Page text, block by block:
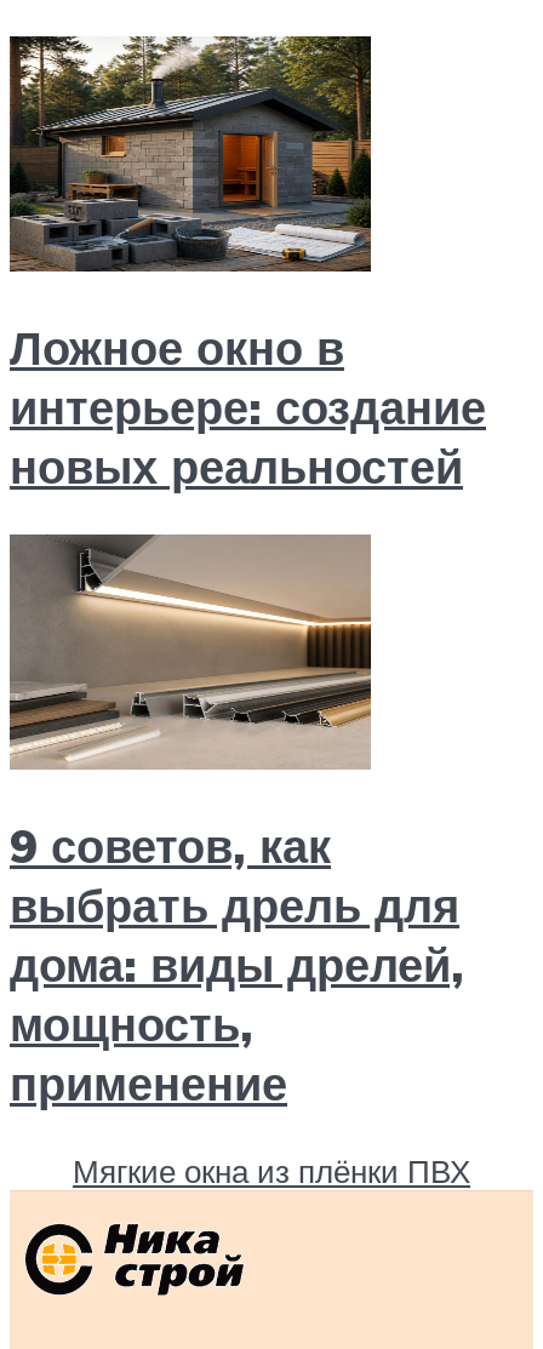
Ложное окно в
интерьере: создание
новых реальностей
9 советов, как
выбрать дрель для
дома: виды дрелей,
мощность,
применение
Мягкие окна из плёнки ПВХ